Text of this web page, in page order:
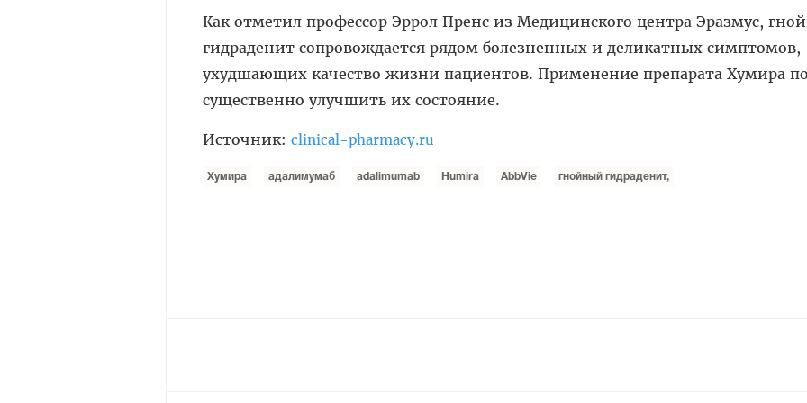
Как отметил профессор Эррол Пренс из Медицинского центра Эразмус,
гидраденит сопровождается рядом болезненных и деликатных симптомов,
ухудшающих качество жизни пациентов. Применение препарата Хумира
существенно улучшить их состояние.
Источник: clinical-pharmacy.ru
Хумира адалимумаб adalimumab Humira AbbVie гнойный гидраденит,